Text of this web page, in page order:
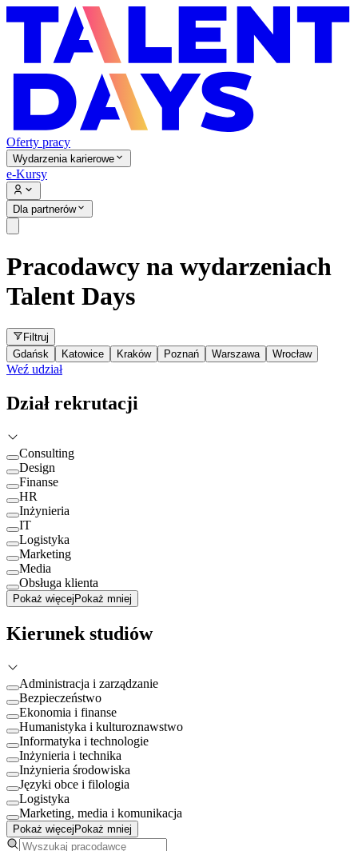
Oferty pracy
Wydarzenia karierowe
e-Kursy
Dla partnerów
Pracodawcy na wydarzeniach
Talent Days
Filtruj
Gdańsk
Katowice Kraków Poznań Warszawa Wrocław
Weź udział
Dział rekrutacji
Consulting
Design
Finanse
HR
Inżynieria
IT
Logistyka
Marketing
Media
Obsługa klienta
Pokaż więcej Pokaż mniej
Kierunek studiów
Administracja i zarządzanie
Bezpieczeństwo
Ekonomia i finanse
Humanistyka i kulturoznawstwo
Informatyka i technologie
Inżynieria i technika
Inżynieria środowiska
Języki obce i filologia
Logistyka
Marketing, media i komunikacja
Pokaż więcej Pokaż mniej